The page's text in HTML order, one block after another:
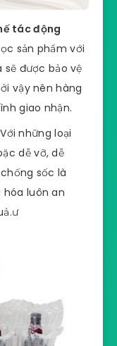
tác động
sản phẩm với
sẽ được bảo vệ
vậy nên hàng
giao nhận.
Với những loại
dễ vỡ, dễ
sốc là
luôn an